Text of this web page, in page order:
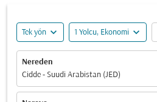
Tek yön expand_more 1 Yolcu, Ekonomi expand_more
Nereden
Cidde - Suudi Arabistan (JED)